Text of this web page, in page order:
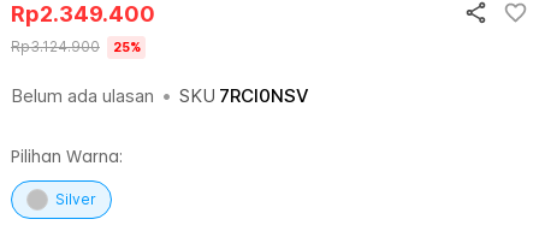
Belum ada ulasan • SKU 7RCI0NSV
Rp2.349.400
Rp3.124.900 25%
Pilihan Warna:
Silver